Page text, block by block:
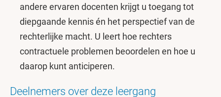
andere ervaren docenten krijgt u toegang tot
diepgaande kennis én het perspectief van de
rechterlijke macht. U leert hoe rechters
contractuele problemen beoordelen en hoe u
daarop kunt anticiperen.
Deelnemers over deze leergang